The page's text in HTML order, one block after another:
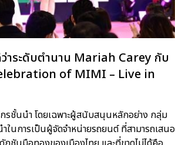
ว่าระดับตำนาน Mariah Carey กับ
of MIMI – Live in
รชั้นนำ โดยเฉพาะผู้สนับสนุนหลักอย่าง กลุ่ม
นการเป็นผู้จัดจำหน่ายรถยนต์ ที่สามารถเสนอ